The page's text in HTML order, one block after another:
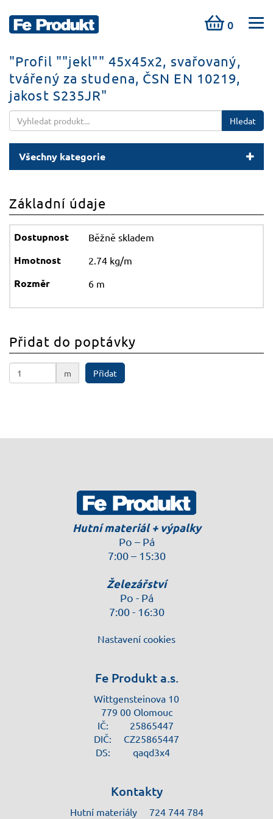
0
"Profil ""jekl"" 45x45x2, svařovaný,
tvářený za studena, ČSN EN 10219,
jakost S235JR"
Hledat
Všechny kategorie
Základní údaje
Běžně skladem
2.74 kg/m
6 m
Přidat do poptávky
m Přidat
Hutní materiál + výpalky
Po – Pá
7:00 – 15:30
Železářství
Po - Pá
7:00 - 16:30
Nastavení cookies
Fe Produkt a.s.
Wittgensteinova 10
779 00 Olomouc
IČ:
DIČ:
DS:
25865447
CZ25865447
qaqd3x4
Kontakty
Hutní materiály 724 744 784